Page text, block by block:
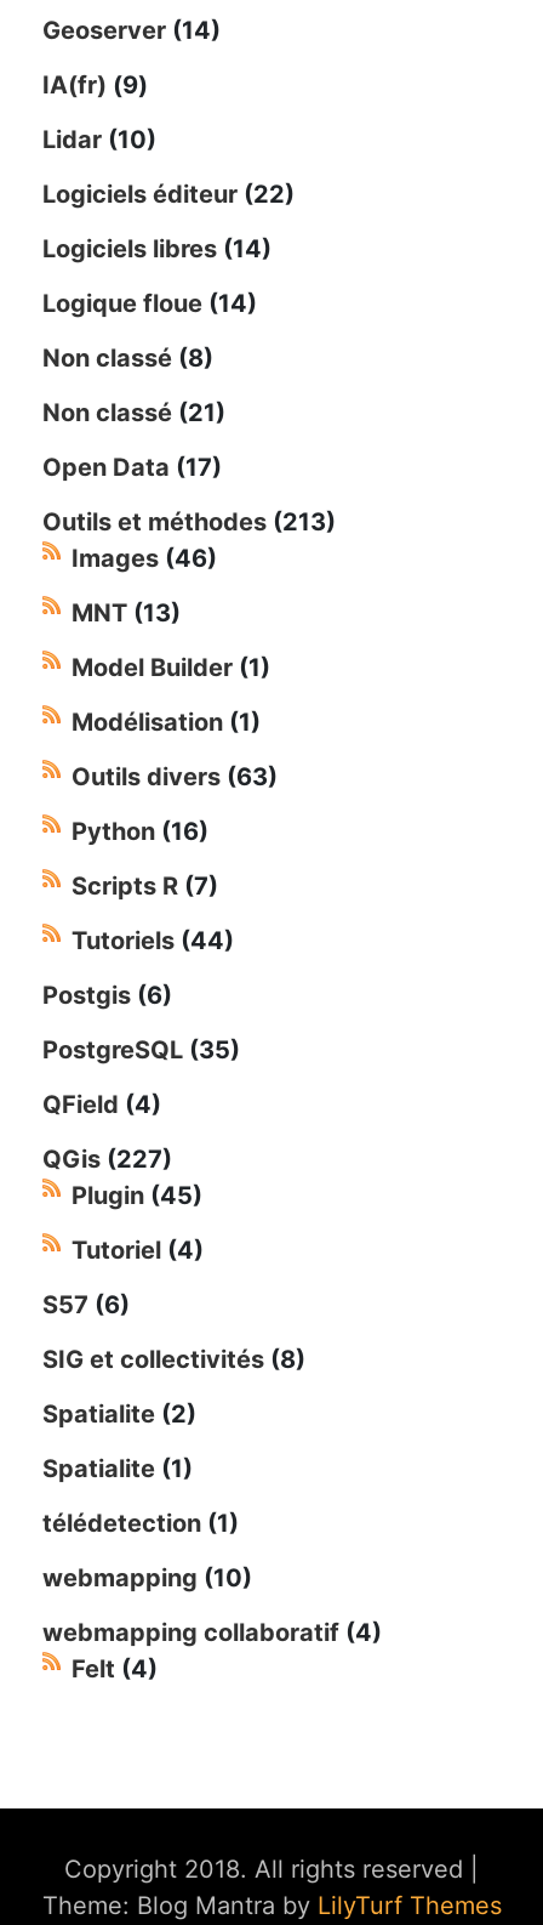
Geoserver (14)
IA(fr) (9)
Lidar (10)
Logiciels éditeur (22)
Logiciels libres (14)
Logique floue (14)
Non classé (8)
Non classé (21)
Open Data (17)
Outils et méthodes (213)
Images (46)
MNT (13)
Model Builder (1)
Modélisation (1)
Outils divers (63)
Python (16)
Scripts R (7)
Tutoriels (44)
Postgis (6)
PostgreSQL (35)
QField (4)
QGis (227)
Plugin (45)
Tutoriel (4)
S57 (6)
SIG et collectivités (8)
Spatialite (2)
Spatialite (1)
télédetection (1)
webmapping (10)
webmapping collaboratif (4)
Felt (4)
Copyright 2018. All rights reserved
Theme: Blog Mantra by LilyTurf Themes